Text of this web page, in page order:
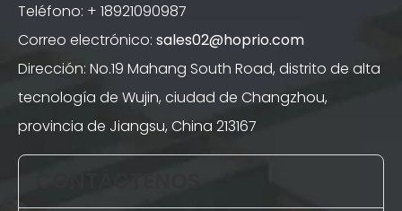
Teléfono: + 18921090987
Correo electrónico: sales02@hoprio.com
Dirección: No.19 Mahang South Road, distrito de alta
tecnología de Wujin, ciudad de Changzhou,
provincia de Jiangsu, China 213167